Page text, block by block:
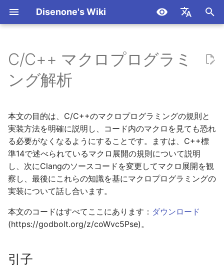
Disenone's Wiki
繁體中文
Deutsch
Français
العربية
한국어
初
化
引子
文字列の結合
拡張ルールを開発します。
パラメーター分割
マクロ展開
# 操作符
重複スキャン
使用 Visual Studio 2015 で
Python 2.7.11 をコンパイル
Python の雑談 1 -
__builtins__ の探求
Python Discussion 2 -
Python3.12 Hot Update
基礎
ゲーム AOI アルゴリズム
FASTBuildを使用して
ドを追加してプラグイン
成する
UEエディターメニューを
張
UE は地域化された多言
Unity
Unityの第三人称相機シス
Unityキャラクターコント
ール
Unityでの深度マップ
Map)とエッジ検出(Edge
Unity におけるボリュー
リック ライト スキャッタ
Intro 説明書
Get Started
CllamaServer (llama.cpp
server)
DeepSeek
Azure
Claude
C++
Get Started
Claude
Gemini
Ollama
Utils
EditorTool
Get Started
Package
包む
Changes
バージョンログ
C/C++ マクロプログラミ
ング解析
本文の目的は、C/C++のマクロプログラミングの規則と
実装方法を明確に説明し、コード内のマクロを見ても恐れ
る必要がなくなるようにすることです。ますは、C++標
準14で述べられているマクロ展開の規則について説明
し、次にClangのソースコードを変更してマクロ展開を観
察し、最後にこれらの知識を基にマクロプログラミングの
実装について話し合います。
本文のコードはすべてここにあります： ダウンロード
(https://godbolt.org/z/coWvc5Pse)。
引子